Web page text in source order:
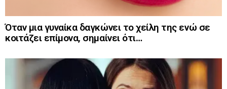
Όταν μια γυναίκα δαγκώνει το χείλη της ενώ σε
κοιτάζει επίμονα, σημαίνει ότι…